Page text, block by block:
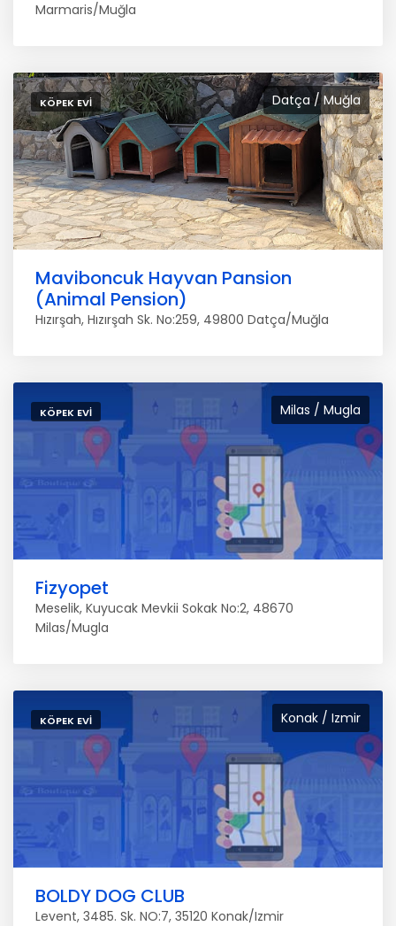
Marmaris/Muğla
Datça / Muğla
KÖPEK EVI
Maviboncuk Hayvan Pansion
(Animal Pension)
Hızırşah, Hızırşah Sk. No:259, 49800 Datça/Muğla
Milas / Mugla
KÖPEK EVI
Fizyopet
Meselik, Kuyucak Mevkii Sokak No:2, 48670
Milas/Mugla
Konak / Izmir
KÖPEK EVI
BOLDY DOG CLUB
Levent, 3485. Sk. NO:7, 35120 Konak/Izmir